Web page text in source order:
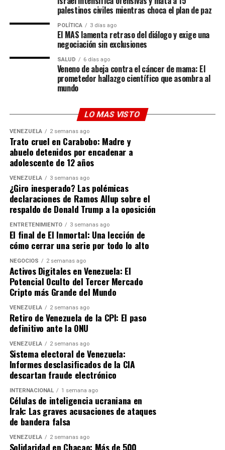
“En primer lugar, inseguridad jurídica: lo que hoy se
devuelve por una contra sentencia, mañana se puede
expropiar por otra”.
“Falta de respaldo popular: las directivas partidistas
recibirán las organizaciones mediante negociaciones a
Frente al atajo jurídico o un acuerdo tutelado, Flores
plantea que la clave es celebrar elecciones Primarias
Abiertas, Simultáneas y Obligatorias (PASO) para todas
las organizaciones intervenidas.
“No es un juez ni una comisión parlamentaria en el
exilio los que deciden el liderazgo legítimo de un
partido; son sus militantes a través del voto directo”.
“Devolver las tarjetas por decreto es un analgésico
temporal; la propuesta PASO es la cura definitiva”,
sostiene el dirigente político.
ADVERTISEMENT
palestinos civiles mientras choca el plan de paz
POLÍTICA 3 días ago
El MAS lamenta retraso del diálogo y exige una
negociación sin exclusiones
SALUD 6 días ago
Veneno de abeja contra el cáncer de mama: El
prometedor hallazgo científico que asombra al
mundo
LO MAS VISTO
VENEZUELA 2 semanas ago
Trato cruel en Carabobo: Madre y
abuelo detenidos por encadenar a
adolescente de 12 años
VENEZUELA 3 semanas ago
¿Giro inesperado? Las polémicas
declaraciones de Ramos Allup sobre el
respaldo de Donald Trump a la oposición
ENTRETENIMIENTO 3 semanas ago
El final de El Inmortal: Una lección de
cómo cerrar una serie por todo lo alto
NEGOCIOS 2 semanas ago
Activos Digitales en Venezuela: El
Potencial Oculto del Tercer Mercado
Cripto más Grande del Mundo
VENEZUELA 2 semanas ago
Retiro de Venezuela de la CPI: El paso
definitivo ante la ONU
VENEZUELA 2 semanas ago
Sistema electoral de Venezuela:
Informes desclasificados de la CIA
descartan fraude electrónico
INTERNACIONAL 1 semana ago
Células de inteligencia ucraniana en
Irak: Las graves acusaciones de ataques
de bandera falsa
VENEZUELA 2 semanas ago
Solidaridad en Chacao: Más de 500